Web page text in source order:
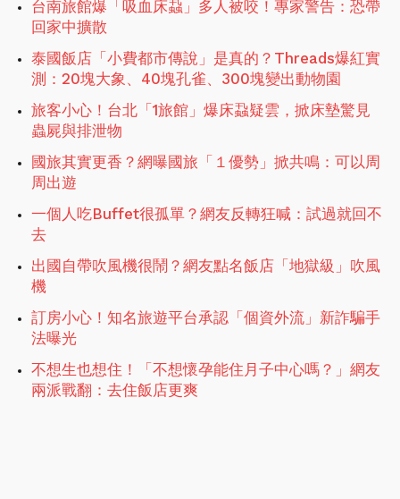
台南旅館爆「吸血床蝨」多人被咬！專家警告：恐帶
回家中擴散
泰國飯店「小費都市傳說」是真的？Threads爆紅實
測：20塊大象、40塊孔雀、300塊變出動物園
旅客小心！台北「1旅館」爆床蝨疑雲，掀床墊驚見
蟲屍與排泄物
國旅其實更香？網曝國旅「１優勢」掀共鳴：可以周
周出遊
一個人吃Buffet很孤單？網友反轉狂喊：試過就回不
去
出國自帶吹風機很鬧？網友點名飯店「地獄級」吹風
機
訂房小心！知名旅遊平台承認「個資外流」新詐騙手
法曝光
不想生也想住！「不想懷孕能住月子中心嗎？」網友
兩派戰翻：去住飯店更爽